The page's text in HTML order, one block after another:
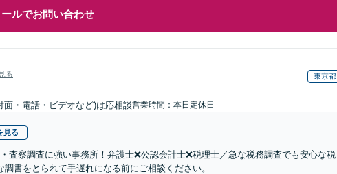
ールでお問い合わせ
る 東京都
面・電話・ビデオなど)は応相談営業時間：本日定休日
見る
査察調査に強い事務所！弁護士❌公認会計士❌税理士／急な税務調査でも安心な税
書をとられて手遅れになる前にご相談ください。